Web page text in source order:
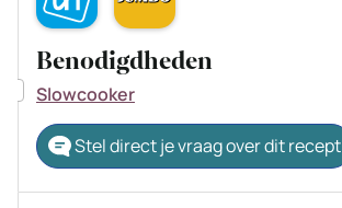
Benodigdheden
▢
Slowcooker
Stel direct je vraag over dit recept